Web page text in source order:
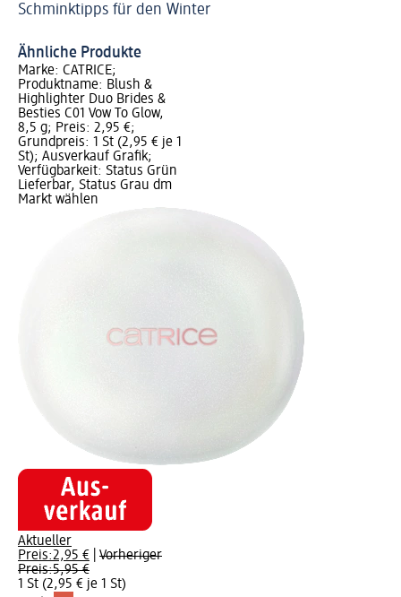
Schminktipps für den Winter
Ähnliche Produkte
Marke: CATRICE;
Produktname: Blush &
Highlighter Duo Brides &
Besties C01 Vow To Glow,
8,5 g; Preis: 2,95 €;
Grundpreis: 1 St (2,95 € je 1
St); Ausverkauf Grafik;
Verfügbarkeit: Status Grün
Lieferbar, Status Grau dm
Markt wählen
Aktueller
Preis:2,95 €
Vorheriger
Preis:5,95 €
1 St (2,95 € je 1 St)